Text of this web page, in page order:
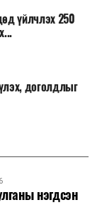
үйлчлэх 250
доголдлыг
нэгдсэн